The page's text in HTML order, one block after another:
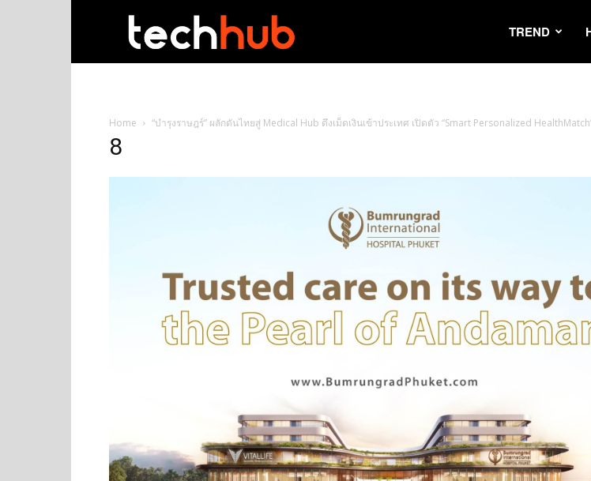
TREND
Home “บำรุงราษฎร์” ผลักดันไทยสู่ Medical Hub ดึงเม็ดเงินเข้าประเทศ เปิดตัว “Smart Personalized
8